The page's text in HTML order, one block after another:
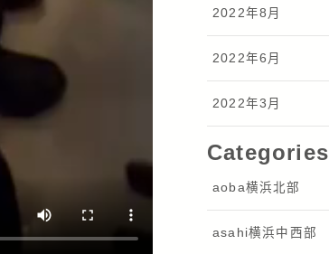
2022年8月
2022年6月
2022年3月
Categories
aoba横浜北部
asahi横浜中西部